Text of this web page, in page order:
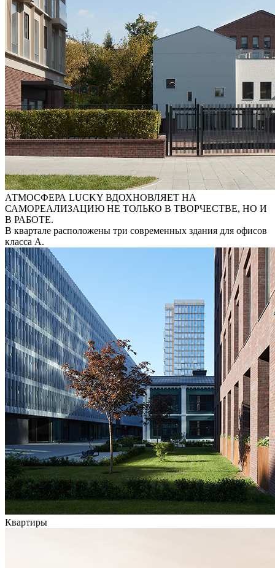
АТМОСФЕРА LUCKY ВДОХНОВЛЯЕТ НА
САМОРЕАЛИЗАЦИЮ НЕ ТОЛЬКО В ТВОРЧЕСТВЕ, НО И
В РАБОТЕ.
В квартале расположены три современных здания для офисов
класса А.
Квартиры